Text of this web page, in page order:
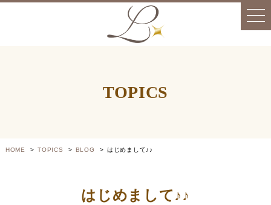
TOPICS
HOME TOPICS BLOG はじめまして♪♪
はじめまして♪♪